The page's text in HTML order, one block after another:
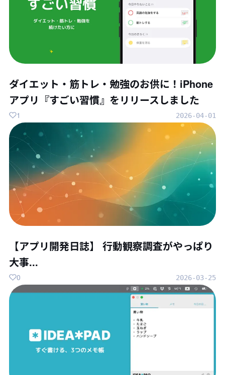
ダイエット・筋トレ・勉強のお供に！iPhone
アプリ『すごい習慣』をリリースしました
2026-04-01
1
【アプリ開発日誌】 行動観察調査がやっぱり
大事...
2026-03-25
0